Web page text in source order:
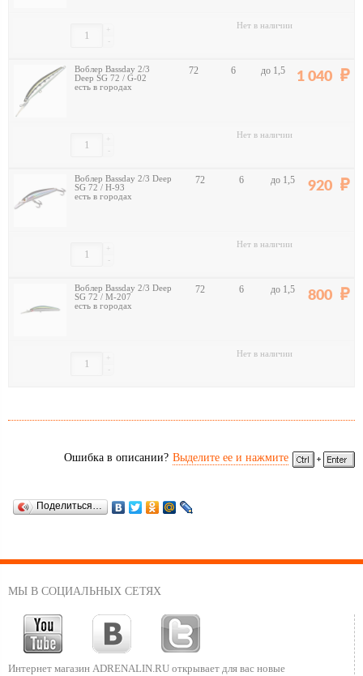
-
+ Нет в наличии
Воблер Bassday 2/3
Deep SG 72 / G-02
есть в городах
72 6 до 1,5 1 040
-
+ Нет в наличии
Воблер Bassday 2/3 Deep
SG 72 / H-93
есть в городах
72 6 до 1,5 920
-
+ Нет в наличии
Воблер Bassday 2/3 Deep
SG 72 / M-207
есть в городах
72 6 до 1,5 800
-
+ Нет в наличии
Ошибка в описании? Выделите ее и нажмите
Поделиться…
МЫ В СОЦИАЛЬНЫХ СЕТЯХ
Интернет магазин ADRENALIN.RU открывает для вас новые